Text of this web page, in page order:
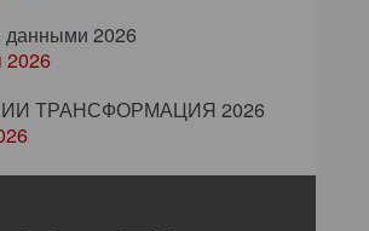
данными 2026
2026
ИИ ТРАНСФОРМАЦИЯ 2026